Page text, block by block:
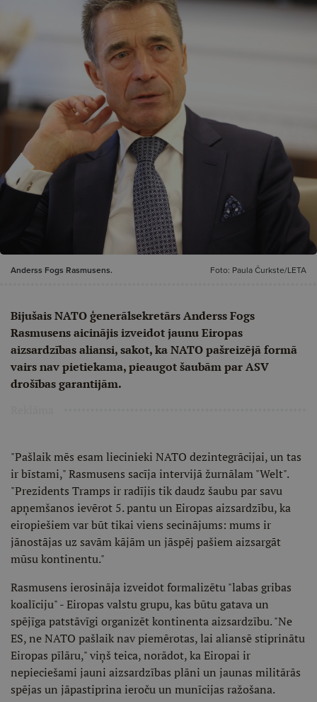
Anderss Fogs Rasmusens. Foto: Paula Čurkste/LETA
Bijušais NATO ģenerālsekretārs Anderss Fogs
Rasmusens aicinājis izveidot jaunu Eiropas
aizsardzības aliansi, sakot, ka NATO pašreizējā formā
vairs nav pietiekama, pieaugot šaubām par ASV
drošības garantijām.
"Pašlaik mēs esam liecinieki NATO dezintegrācijai, un tas
ir bīstami," Rasmusens sacīja intervijā žurnālam "Welt".
"Prezidents Tramps ir radījis tik daudz šaubu par savu
apņemšanos ievērot 5. pantu un Eiropas aizsardzību, ka
eiropiešiem var būt tikai viens secinājums: mums ir
jānostājas uz savām kājām un jāspēj pašiem aizsargāt
mūsu kontinentu."
Rasmusens ierosināja izveidot formalizētu "labas gribas
koalīciju" - Eiropas valstu grupu, kas būtu gatava un
spējīga patstāvīgi organizēt kontinenta aizsardzību. "Ne
ES, ne NATO pašlaik nav piemērotas, lai aliansē stiprinātu
Eiropas pīlāru," viņš teica, norādot, ka Eiropai ir
nepieciešami jauni aizsardzības plāni un jaunas militārās
spējas un jāpastiprina ieroču un munīcijas ražošana.